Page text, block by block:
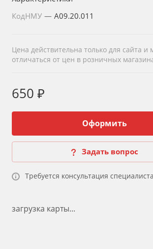
КодНМУ — A09.20.011
Цена действительна только для сайта и
отличаться от цен в розничных
650 ₽
Оформить
Задать вопрос
Требуется консультация специалиста
загрузка карты...